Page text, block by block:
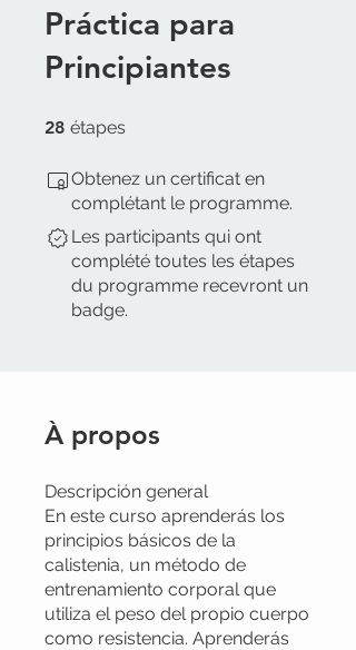
Práctica para
Principiantes
28 étapes
Obtenez un certificat en
complétant le programme.
Les participants qui ont
complété toutes les étapes
du programme recevront un
badge.
À propos
Descripción general
En este curso aprenderás los
principios básicos de la
calistenia, un método de
entrenamiento corporal que
utiliza el peso del propio cuerpo
como resistencia. Aprenderás